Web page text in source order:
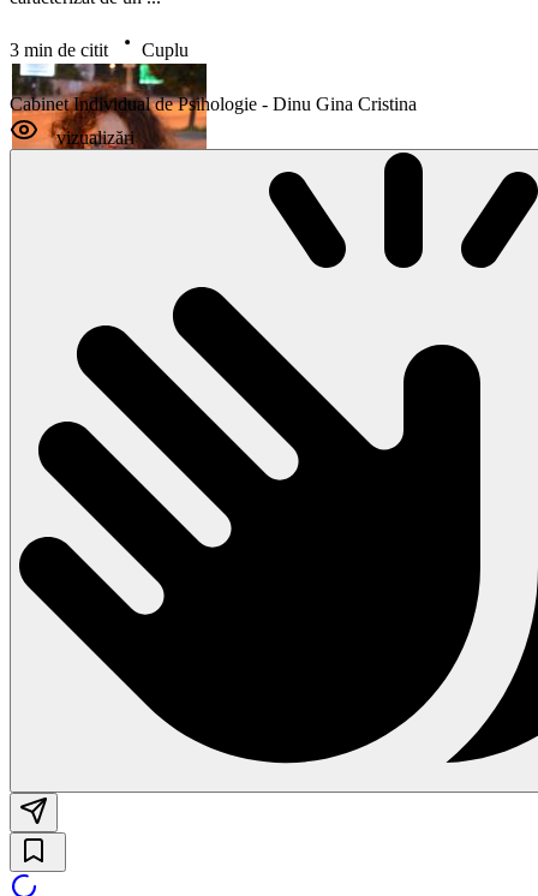
3 min de citit Cuplu
Cabinet Individual de Psihologie - Dinu Gina Cristina
vizualizări